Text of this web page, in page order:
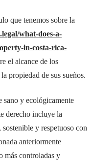
que tenemos sobre la
what-does-a-
in-costa-rica-
el alcance de los
propiedad de sus sueños.
sano y ecológicamente
derecho incluye la
y respetuoso con
anteriormente
más controladas y